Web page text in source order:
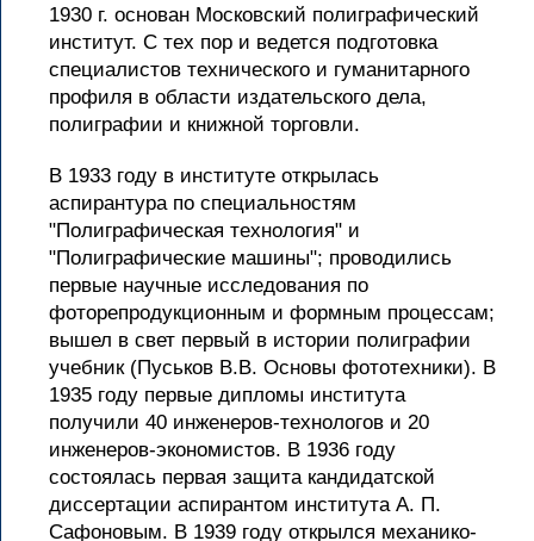
1930 г. основан Московский полиграфический
институт. С тех пор и ведется подготовка
специалистов технического и гуманитарного
профиля в области издательского дела,
полиграфии и книжной торговли.
В 1933 году в институте открылась
аспирантура по специальностям
"Полиграфическая технология" и
"Полиграфические машины"; проводились
первые научные исследования по
фоторепродукционным и формным процессам;
вышел в свет первый в истории полиграфии
учебник (Пуськов В.В. Основы фототехники). В
1935 году первые дипломы института
получили 40 инженеров-технологов и 20
инженеров-экономистов. В 1936 году
состоялась первая защита кандидатской
диссертации аспирантом института А. П.
Сафоновым. В 1939 году открылся механико-